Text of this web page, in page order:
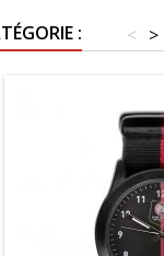
: >
<